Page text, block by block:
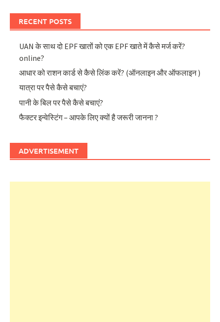
RECENT POSTS
UAN के साथ दो EPF खातों को एक EPF खाते में कैसे मर्ज करें?
online?
आधार को राशन कार्ड से कैसे लिंक करें? (ऑनलाइन और ऑफलाइन )
यात्रा पर पैसे कैसे बचाएं?
पानी के बिल पर पैसे कैसे बचाएं?
फैक्टर इन्वेस्टिंग – आपके लिए क्यों है जरूरी जानना ?
ADVERTISEMENT